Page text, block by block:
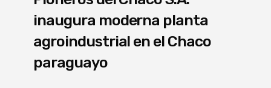
inaugura moderna planta
agroindustrial en el Chaco
paraguayo